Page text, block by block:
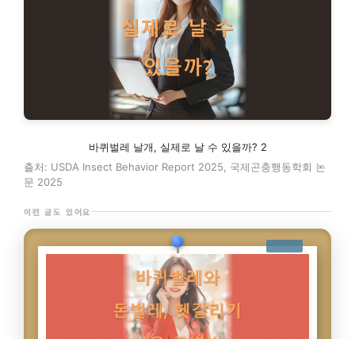
바퀴벌레 날개, 실제로 날 수 있을까? 2
출처: USDA Insect Behavior Report 2025, 국제곤충행동학회 논
문 2025
이런 글도 있어요